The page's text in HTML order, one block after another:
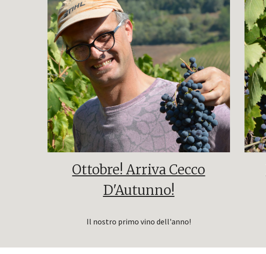
Ottobre! Arriva Cecco
D'Autunno!
Il nostro primo vino dell'anno!